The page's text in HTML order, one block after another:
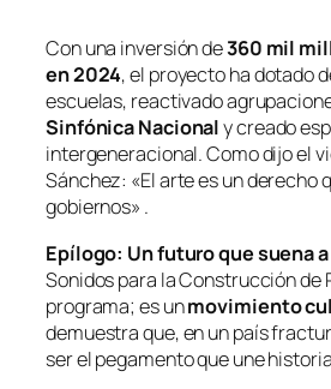
Con una inversión de360 mil
en 2024, el proyecto ha dotado
escuelas, reactivado
Sinfónica Nacionaly creado
intergeneracional. Como dijo el
Sánchez: «El arte es un derecho
gobiernos» .
Epílogo: Un futuro que suena
Sonidos para la Construcción de
programa; es unmovimiento
demuestra que, en un país
ser el pegamento que une